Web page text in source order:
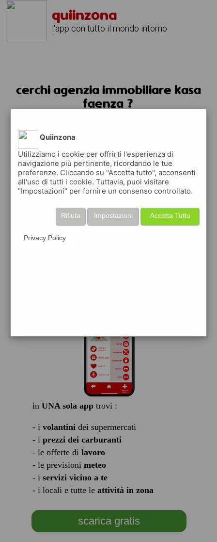
quiinzona
l'app con tutto il mondo intorno
cerchi agenzia immobiliare kasa
faenza ?
in UNA sola apptrovi :
- i volantinidei supermercati
- i prezzi dei carburanti
- le offerte di lavoro
- le previsioni meteo
- i servizi vicino a te
- i locali e tutte le attività in zona
scarica gratis
Quiinzona
Utilizziamo i cookie per offrirti l'esperienza di
navigazione più pertinente, ricordando le tue
preferenze. Cliccando su "Accetta tutto", acconsenti
all'uso di tutti i cookie. Tuttavia, puoi visitare
"Impostazioni" per fornire un consenso controllato.
Accetta Tutto
Impostazioni
Rifiuta
Privacy Policy